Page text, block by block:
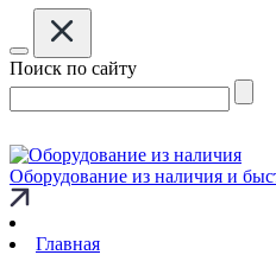
Поиск по сайту
Оборудование из наличия и
Главная